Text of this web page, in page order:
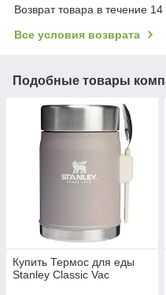
Возврат товара в течение
Все условия возврата
Подобные товары
Купить Термос для еды
Stanley Classic Vac